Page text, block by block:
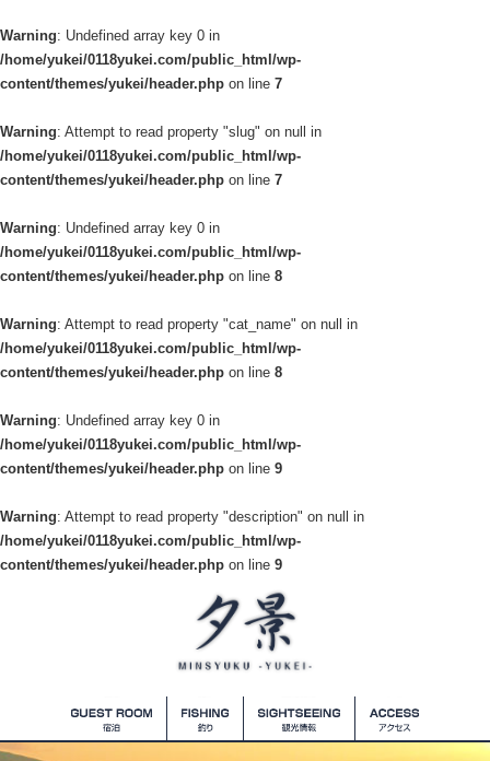
Warning: Undefined array key 0 in
/home/yukei/0118yukei.com/public_html/wp-
content/themes/yukei/header.php on line 7
Warning: Attempt to read property "slug" on null in
/home/yukei/0118yukei.com/public_html/wp-
content/themes/yukei/header.php on line 7
Warning: Undefined array key 0 in
/home/yukei/0118yukei.com/public_html/wp-
content/themes/yukei/header.php on line 8
Warning: Attempt to read property "cat_name" on null in
/home/yukei/0118yukei.com/public_html/wp-
content/themes/yukei/header.php on line 8
Warning: Undefined array key 0 in
/home/yukei/0118yukei.com/public_html/wp-
content/themes/yukei/header.php on line 9
Warning: Attempt to read property "description" on null in
/home/yukei/0118yukei.com/public_html/wp-
content/themes/yukei/header.php on line 9